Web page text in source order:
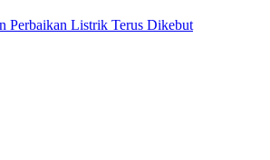
Perbaikan Listrik Terus Dikebut